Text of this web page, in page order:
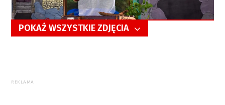
POKAŻ WSZYSTKIE ZDJĘCIA
REKLAMA